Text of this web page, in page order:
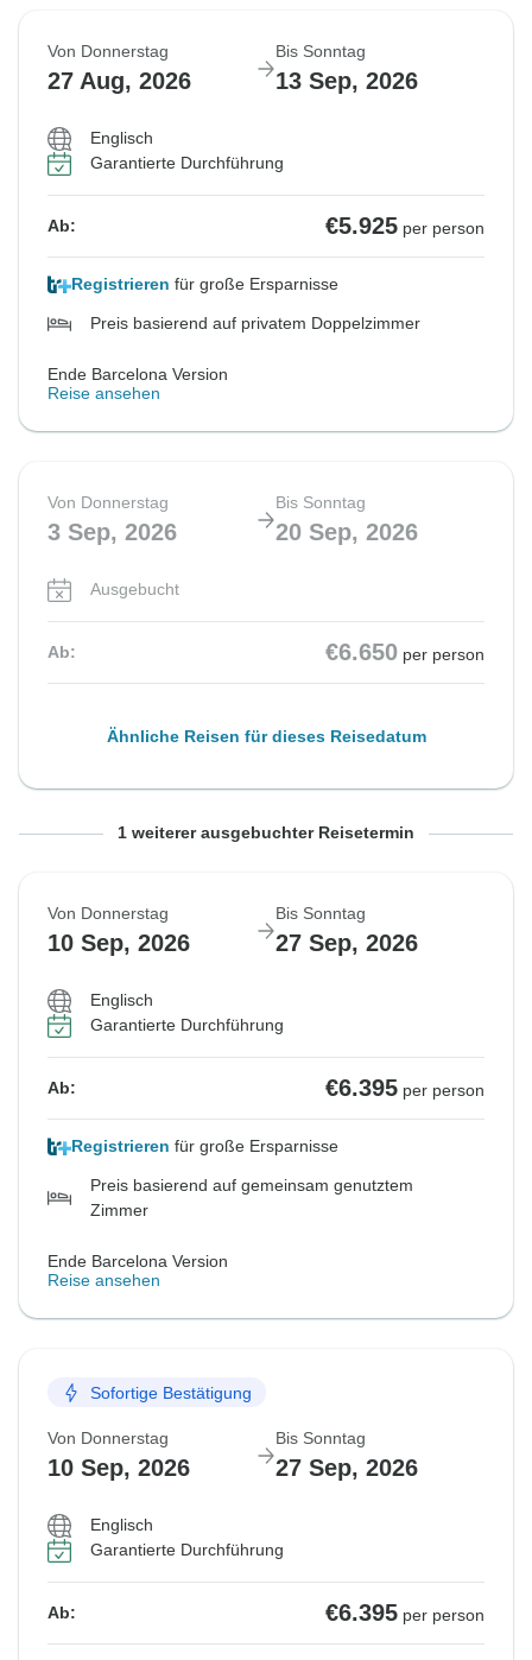
Von Donnerstag
27 Aug, 2026
Bis Sonntag
13 Sep, 2026
Englisch
Garantierte Durchführung
Ab: €5.925 per person
Registrieren für große Ersparnisse
Preis basierend auf privatem Doppelzimmer
Ende Barcelona Version
Reise ansehen
Von Donnerstag
3 Sep, 2026
Bis Sonntag
20 Sep, 2026
Ausgebucht
Ab: €6.650 per person
Ähnliche Reisen für dieses Reisedatum
Von Donnerstag Bis Sonntag
Ausgebucht
1 weiterer ausgebuchter Reisetermin
Von Donnerstag
10 Sep, 2026
Bis Sonntag
27 Sep, 2026
Englisch
Garantierte Durchführung
Ab: €6.395 per person
Registrieren für große Ersparnisse
Preis basierend auf gemeinsam genutztem
Zimmer
Ende Barcelona Version
Reise ansehen
Sofortige Bestätigung
Von Donnerstag
10 Sep, 2026
Bis Sonntag
27 Sep, 2026
Englisch
Garantierte Durchführung
Ab: €6.395 per person